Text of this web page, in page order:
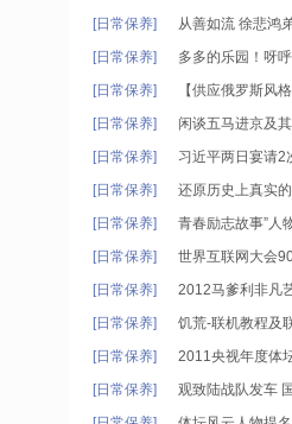
[日常保养] 从善如流 徐悲鸿
[日常保养] 多多的乐园！呀
[日常保养]
【供应俄罗斯风
画廊油画供应
[日常保养] 闲谈五马进京及其
[日常保养]
习近平两日宴请2
感新闻频道
[日常保养] 还原历史上真实
[日常保养] 青春励志故事”人
[日常保养] 世界互联网大会
[日常保养] 2012马爹利非凡
[日常保养] 饥荒-联机教程及
[日常保养] 2011央视年度体
[日常保养] 观致陆战队发车